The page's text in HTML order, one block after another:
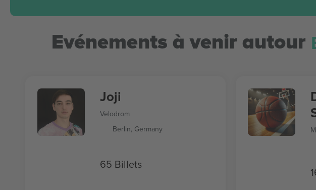
Evénements à venir autour
Joji
Velodrom
Berlin, Germany
65 Billets